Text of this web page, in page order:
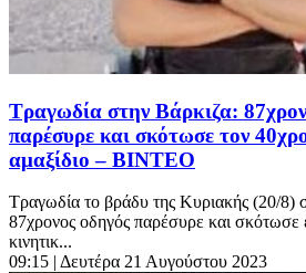
Tραγωδία στην Βάρκιζα:
παρέσυρε και σκότωσε τον
αμαξίδιο – ΒΙΝΤΕΟ
Τραγωδία το βράδυ της Κυριακής (20/8)
87χρονος οδηγός παρέσυρε και σκότωσε
κινητικ...
09:15 | Δευτέρα 21 Αυγούστου 2023